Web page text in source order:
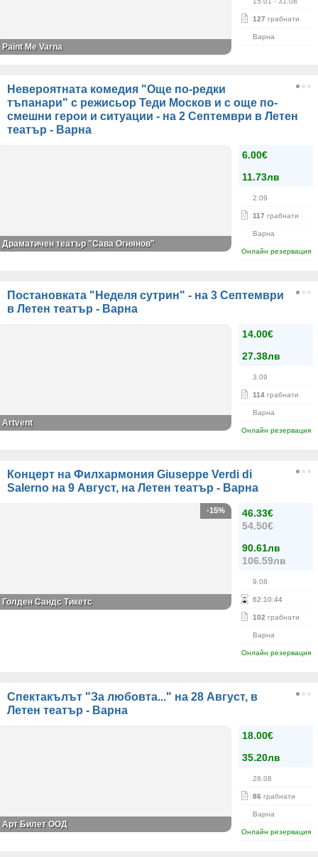
127 грабнати
Варна
Paint Me Varna
Невероятната комедия "Още по-редки
тъпанари" с режисьор Теди Москов и с още по-
смешни герои и ситуации - на 2 Септември в Летен
театър - Варна
6.00€
11.73лв
2.09
117 грабнати
Варна
Онлайн резервация
Драматичен театър "Сава Огнянов"
Постановката "Неделя сутрин" - на 3 Септември
в Летен театър - Варна
14.00€
27.38лв
3.09
114 грабнати
Варна
Онлайн резервация
Аrtvent
Концерт на Филхармония Giuseppe Verdi di
Salerno на 9 Август, на Летен театър - Варна
46.33€
54.50€
90.61лв
106.59лв
9.08
62:10:44
102 грабнати
Варна
Онлайн резервация
-15%
Голден Сандс Тикетс
Спектакълът "За любовта..." на 28 Август, в
Летен театър - Варна
18.00€
35.20лв
28.08
86 грабнати
Варна
Онлайн резервация
Арт Билет ООД